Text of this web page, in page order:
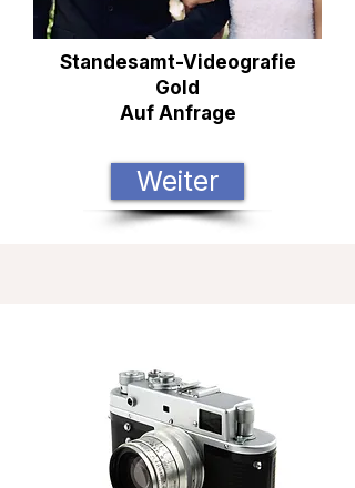
Standesamt-Videografie
Gold
Auf Anfrage
Weiter